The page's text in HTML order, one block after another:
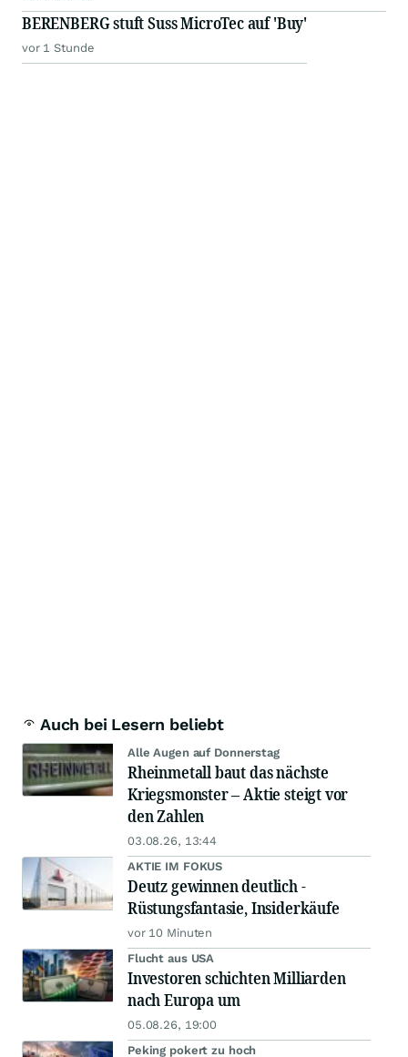
BERENBERG stuft Suss MicroTec auf 'Buy'
vor 1 Stunde
Auch bei Lesern beliebt
Alle Augen auf Donnerstag
Rheinmetall baut das nächste
Kriegsmonster – Aktie steigt vor
den Zahlen
03.08.26, 13:44
AKTIE IM FOKUS
Deutz gewinnen deutlich -
Rüstungsfantasie, Insiderkäufe
vor 10 Minuten
Flucht aus USA
Investoren schichten Milliarden
nach Europa um
05.08.26, 19:00
Peking pokert zu hoch